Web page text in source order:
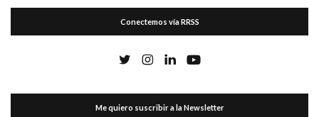
Conectemos vía RRSS
Me quiero suscribir a la Newsletter